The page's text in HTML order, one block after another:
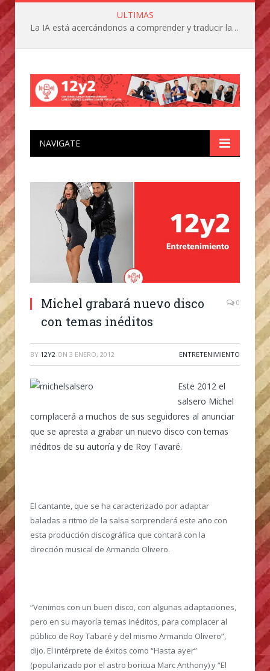
ULTIMAS
La IA está acercándonos a comprender y traducir las vocalizaciones y comportamientos de nuestras mascotas
NAVIGATE
Michel grabará nuevo disco
con temas inéditos
0
BY 12Y2 ON 3 ENERO, 2012 ENTRETENIMIENTO
Este 2012 el
salsero Michel
complacerá a muchos de sus seguidores al anunciar
que se apresta a grabar un nuevo disco con temas
inéditos de su autoría y de Roy Tavaré.
El cantante, que se ha caracterizado por adaptar
baladas a ritmo de la salsa sorprenderá este año con
esta producción discográfica que contará con la
dirección musical de Armando Olivero.
“Venimos con un buen disco, con algunas adaptaciones,
pero en su mayoría temas inéditos, para complacer al
público de Roy Tabaré y del mismo Armando Olivero”,
dijo. El intérprete de éxitos como “Hasta ayer”
(popularizado por el astro boricua Marc Anthony) y “El